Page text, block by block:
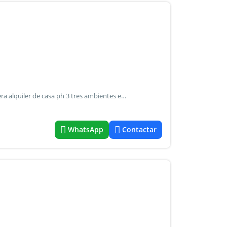
Alquiler de casa ph 3 tres ambientes en quilmes con cochera alquiler de casa ph 3 tres ambientes en quilmes oeste con cochera. Propiedad reciclada a nuevo. Living- comedor amplio y luminoso. Cocina comedor con muebles de alacena y bajo mesada, anafe eléctrico de cuatro hornallas. Dos cómodos dormitorios con pisos de parquet (sin placares). Baño completo con ducha. Patio posterior privado. Cochera descubierta con portón manual. Todo eléctrico, no tiene gas.
WhatsApp Contactar